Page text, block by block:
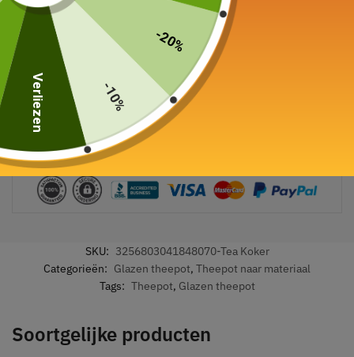
Veilige betaling gegarandeerd
SKU: 3256803041848070-Tea Koker
Categorieën: Glazen theepot, Theepot naar materiaal
Tags: Theepot, Glazen theepot
Soortgelijke producten
-20%
-10%
Verliezen